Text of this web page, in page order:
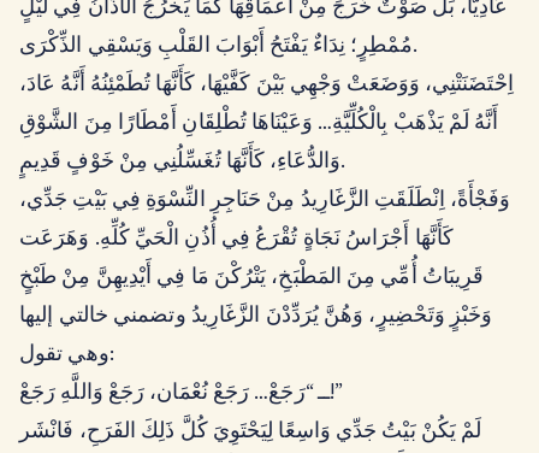
عَادِيًّا، بَلْ صَوْتٌ خَرَجَ مِنْ أَعْمَاقِهَا كَمَا يَخْرُجُ الأَذَانُ فِي لَيْلٍ
مُمْطِرٍ؛ نِدَاءٌ يَفْتَحُ أَبْوَابَ القَلْبِ وَيَسْقِي الذِّكْرَى.
اِحْتَضَنَتْنِي، وَوَضَعَتْ وَجْهِي بَيْنَ كَفَّيْهَا، كَأَنَّهَا تُطَمْئِنُهُ أَنَّهُ عَادَ،
أَنَّهُ لَمْ يَذْهَبْ بِالْكُلِّيَّةِ… وَعَيْنَاهَا تُطْلِقَانِ أَمْطَارًا مِنَ الشَّوْقِ
وَالدُّعَاءِ، كَأَنَّهَا تُغَسِّلُنِي مِنْ خَوْفٍ قَدِيمٍ.
وَفَجْأَةً، اِنْطَلَقَتِ الزَّغَارِيدُ مِنْ حَنَاجِرِ النِّسْوَةِ فِي بَيْتِ جَدِّي،
كَأَنَّهَا أَجْرَاسُ نَجَاةٍ تُقْرَعُ فِي أُذُنِ الْحَيِّ كُلِّهِ. وَهَرَعَت
قَرِيبَاتُ أُمِّي مِنَ المَطْبَخِ، يَتْرُكْنَ مَا فِي أَيْدِيهِنَّ مِنْ طَبْخٍ
وَخَبْزٍ وَتَحْضِيرٍ، وَهُنَّ يُرَدِّدْنَ الزَّغَارِيدُ وتضمني خالتي إليها
وهي تقول:
ــ “رَجَعْ… رَجَعْ نُعْمَان، رَجَعْ وَاللَّهِ رَجَعْ!”
لَمْ يَكُنْ بَيْتُ جَدِّي وَاسِعًا لِيَحْتَوِيَ كُلَّ ذَلِكَ الفَرَحِ، فَانْشَر